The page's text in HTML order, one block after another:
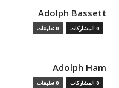
Adolph Bassett
0 المشاركات 0 تعليقات
Adolph Ham
0 المشاركات 0 تعليقات